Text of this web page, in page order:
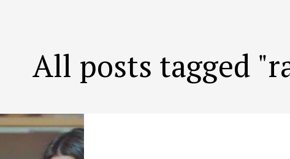
All posts tagged